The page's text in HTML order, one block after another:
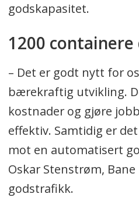
godskapasitet.
1200
– Det er godt nytt for
bærekraftig utvikling.
kostnader og gjøre
effektiv. Samtidig er
mot en automatisert
Oskar Stenstrøm,
godstrafikk.